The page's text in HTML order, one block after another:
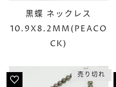
黒蝶 ネックレス
10.9X8.2MM(PEACO
CK)
売り切れ